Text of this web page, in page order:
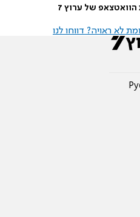
של ערוץ 7
לא ראויה? דווחו לנו